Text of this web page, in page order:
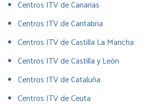
Centros ITV de Canarias
Centros ITV de Cantabria
Centros ITV de Castilla La Mancha
Centros ITV de Castilla y León
Centros ITV de Cataluña
Centros ITV de Ceuta